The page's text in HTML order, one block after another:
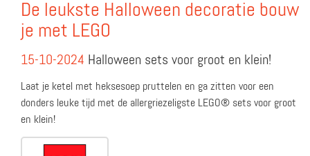
De leukste Halloween decoratie bouw
je met LEGO
15-10-2024 Halloween sets voor groot en klein!
Laat je ketel met heksesoep pruttelen en ga zitten voor een
donders leuke tijd met de allergriezeligste LEGO® sets voor groot
en klein!